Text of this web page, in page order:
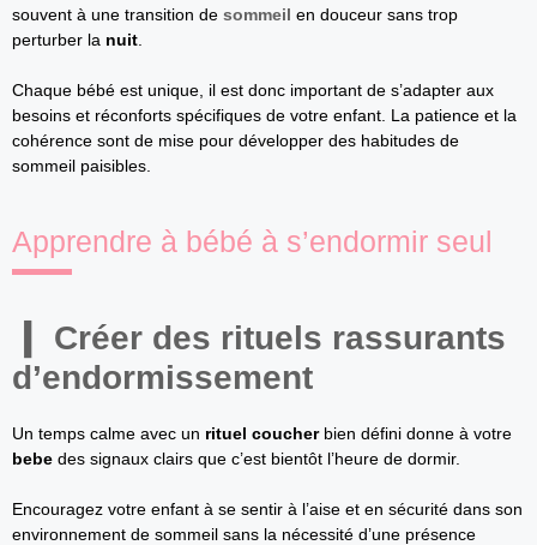
souvent à une transition de sommeil en douceur sans trop
perturber la nuit
Chaque bébé est unique, il est donc important de s’adapter aux
besoins et réconforts spécifiques de votre enfant. La patience et la
cohérence sont de mise pour développer des habitudes de
sommeil paisibles.
Apprendre à bébé à s’endormir seul
Créer des rituels rassurants
d’endormissement
Un temps calme avec un rituel coucherbien défini donne à votre
bebe des signaux clairs que c’est bientôt l’heure de dormir.
Encouragez votre enfant à se sentir à l’aise et en sécurité dans son
environnement de sommeil sans la nécessité d’une présence